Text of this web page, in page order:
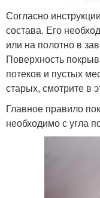
Согласно
состава. Его
или на полотно в
Поверхность
потеков и пустых
старых, смотрите в
Главное правило
необходимо с угла